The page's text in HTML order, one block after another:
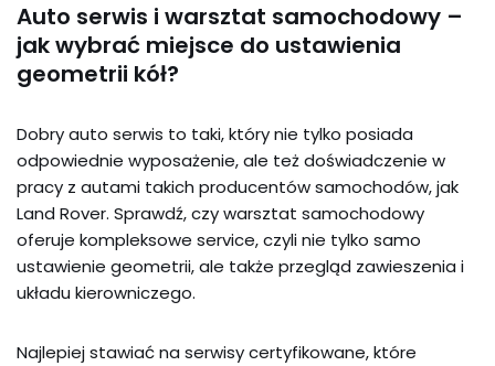
Auto serwis i warsztat samochodowy –
jak wybrać miejsce do ustawienia
geometrii kół?
Dobry auto serwis to taki, który nie tylko posiada
odpowiednie wyposażenie, ale też doświadczenie w
pracy z autami takich producentów samochodów, jak
Land Rover. Sprawdź, czy warsztat samochodowy
oferuje kompleksowe service, czyli nie tylko samo
ustawienie geometrii, ale także przegląd zawieszenia i
układu kierowniczego.
Najlepiej stawiać na serwisy certyfikowane, które